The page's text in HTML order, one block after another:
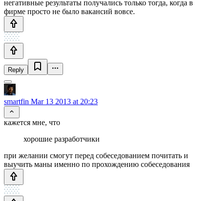
негативные результаты получались только тогда, когда в
фирме просто не было вакансий вовсе.
Reply
smartfin Mar 13 2013 at 20:23
кажется мне, что
хорошие разработчики
при желании смогут перед собеседованием почитать и
выучить маны именно по прохождению собеседования